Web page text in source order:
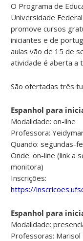
O Programa de
Universidade
promove cursos
iniciantes e de
aulas vão de 15 de
atividade é aberta a
São ofertadas três
Espanhol para
Modalidade: on-line
Professora:
Quando: segundas-
Onde: on-line (link a
monitora)
Inscrições:
https://
Espanhol para
Modalidade:
Professoras: Marisol